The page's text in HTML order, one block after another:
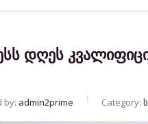
დღეს
by: admin2prime Category: